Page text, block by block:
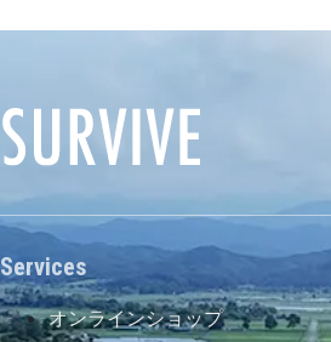
Services
オンラインショップ